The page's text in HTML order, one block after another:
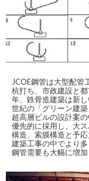
JCOE鋼管は大型配
杭打ち、市政建設と
年、鉄骨造建築は新
世紀の「グリーン建
超高層ビルの設計案
優先的に採用し、大
構造、索膜構造と予
建築工事の中でより
鋼管需要も大幅に増加